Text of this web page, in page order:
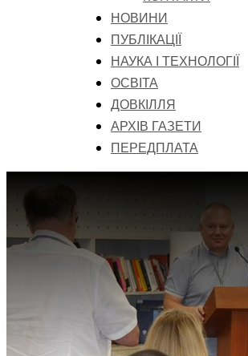
НОВИНИ
ПУБЛІКАЦІЇ
НАУКА І ТЕХНОЛОГІЇ
ОСВІТА
ДОВКІЛЛЯ
АРХІВ ГАЗЕТИ
ПЕРЕДПЛАТА